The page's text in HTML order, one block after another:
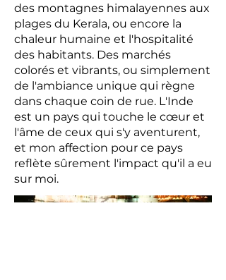
des montagnes himalayennes aux
plages du Kerala, ou encore la
chaleur humaine et l'hospitalité
des habitants. Des marchés
colorés et vibrants, ou simplement
de l'ambiance unique qui règne
dans chaque coin de rue. L'Inde
est un pays qui touche le cœur et
l'âme de ceux qui s'y aventurent,
et mon affection pour ce pays
reflète sûrement l'impact qu'il a eu
sur moi.